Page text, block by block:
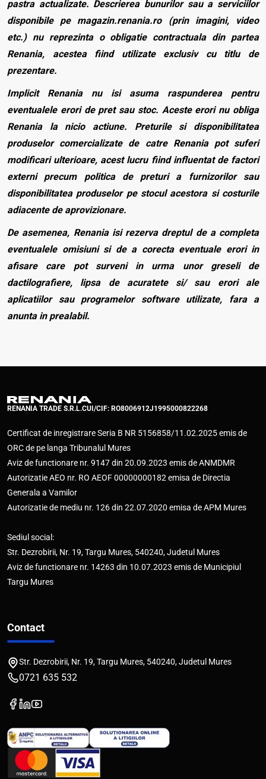
pastra actualizate. Descrierea bunurilor sau a serviciilor
disponibile pe magazin.renania.ro (prin imagini, video
etc.) nu reprezinta o obligatie contractuala din partea
Renania, acestea fiind utilizate exclusiv cu titlu de
prezentare.
Implicit Renania nu isi asuma raspunderea pentru
eventualele erori de pret sau stoc. Aceste erori nu obliga
Renania la nicio actiune. Preturile si disponibilitatea
produselor comercializate de catre Renania pot suferi
modificari ulterioare, acest lucru fiind influentat de factori
externi precum politica de preturi a furnizorilor sau
disponibilitatea produselor pe stocul acestora si costurile
adiacente de aprovizionare.
De asemenea, Renania isi rezerva dreptul de a completa
eventualele omisiuni si de a corecta eventuale erori in
afisare care pot surveni in urma unor greseli de
dactilografiere, lipsa de acuratete si/ sau erori ale
aplicatiilor sau programelor software utilizate, fara a
anunta in prealabil.
RENANIA TRADE S.R.L.CUI/CIF: RO8006912J1995000822268
Certificat de inregistrare Seria B NR 5156858/11.02.2025 emis de
ORC de pe langa Tribunalul Mures
Aviz de functionare nr. 9147 din 20.09.2023 emis de ANMDMR
Autorizatie AEO nr. RO AEOF 00000000182 emisa de Directia
Generala a Vamilor
Autorizatie de mediu nr. 126 din 22.07.2020 emisa de APM Mures
Sediul social:
Str. Dezrobirii, Nr. 19, Targu Mures, 540240, Judetul Mures
Aviz de functionare nr. 14263 din 10.07.2023 emis de Municipiul
Targu Mures
Contact
Str. Dezrobirii, Nr. 19, Targu Mures, 540240, Judetul Mures
0721 635 532